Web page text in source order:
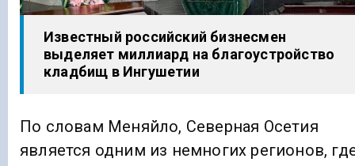
Известный российский бизнесмен
выделяет миллиард на благоустройство
кладбищ в Ингушетии
По словам Меняйло, Северная Осетия
является одним из немногих регионов,